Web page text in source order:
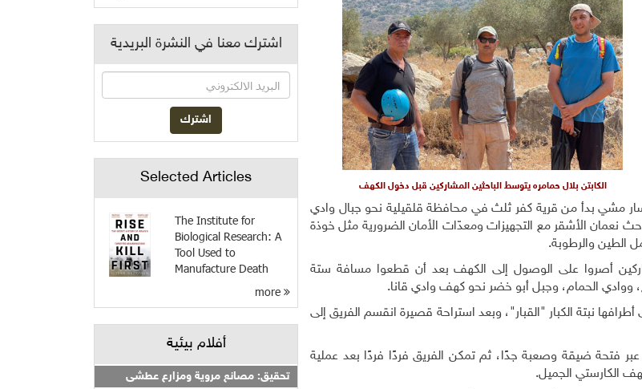
الكابتن بلال حمامره يتوسط الباحثين المشاركين قبل دخول الكهف
مشي بدأ من قرية كفر ثلث في محافظة قلقيلية نحو جبال وادي
نعمان الأشقر مع التجهيزات ومعدّات الأمان الضرورية مثل خوذة
الطين والرطوبة.
أصروا على الوصول إلى الكهف بعد أن قطعوا مسافة ستة
ووادي الحمام، وجبل أبو خضر نحو كهف وادي قانا.
نبتة الكبار "القبار"، وبعد استراحة قصيرة انقسم الفريق إلى
فتحة ضيقة وصعبة جدًا، ثم تمكن الفريق فردًا فردًا بعد عملية
الكارستي الجميل.
اشترك معنا في النشرة البريدية
Selected Articles
The Institute for
Biological Research: A
Tool Used to
Manufacture Death
أفلام بيئية
تحقيق: مصانع مروية ومزارع عطشى